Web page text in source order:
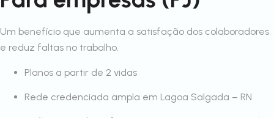
Um benefício que aumenta a satisfação dos colaboradores
e reduz faltas no trabalho.
Planos a partir de 2 vidas
Rede credenciada ampla em Lagoa Salgada – RN